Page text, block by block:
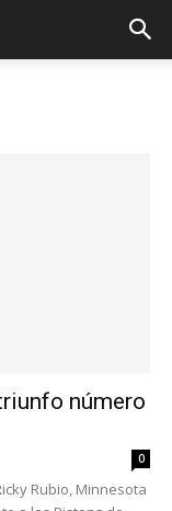
número
0
Rubio, Minnesota